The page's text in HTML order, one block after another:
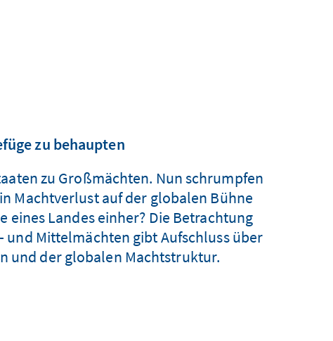
zu behaupten
zu Großmächten. Nun schrumpfen
Machtverlust auf der globalen Bühne
Landes einher? Die Betrachtung
Mittelmächten gibt Aufschluss über
und der globalen Machtstruktur.